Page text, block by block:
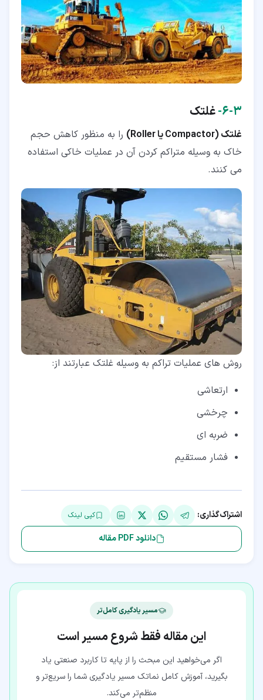
۳‏-‏۶‏- غلتک
غلتک (Compactor یا Roller)
را به منظور کاهش حجم
خاک به وسیله متراکم کردن آن در عملیات خاکی استفاده
می کنند.
روش های عملیات تراکم به وسیله غلتک عبارتند از:
ارتعاشی
چرخشی
ضربه ای
فشار مستقیم
اشتراک‌گذاری: کپی لینک
دانلود PDF مقاله
مسیر یادگیری کامل‌تر
این مقاله فقط شروع مسیر است
اگر می‌خواهید این مبحث را از پایه تا کاربرد صنعتی یاد
بگیرید، آموزش کامل نماتک مسیر یادگیری شما را سریع‌تر و
منظم‌تر می‌کند.